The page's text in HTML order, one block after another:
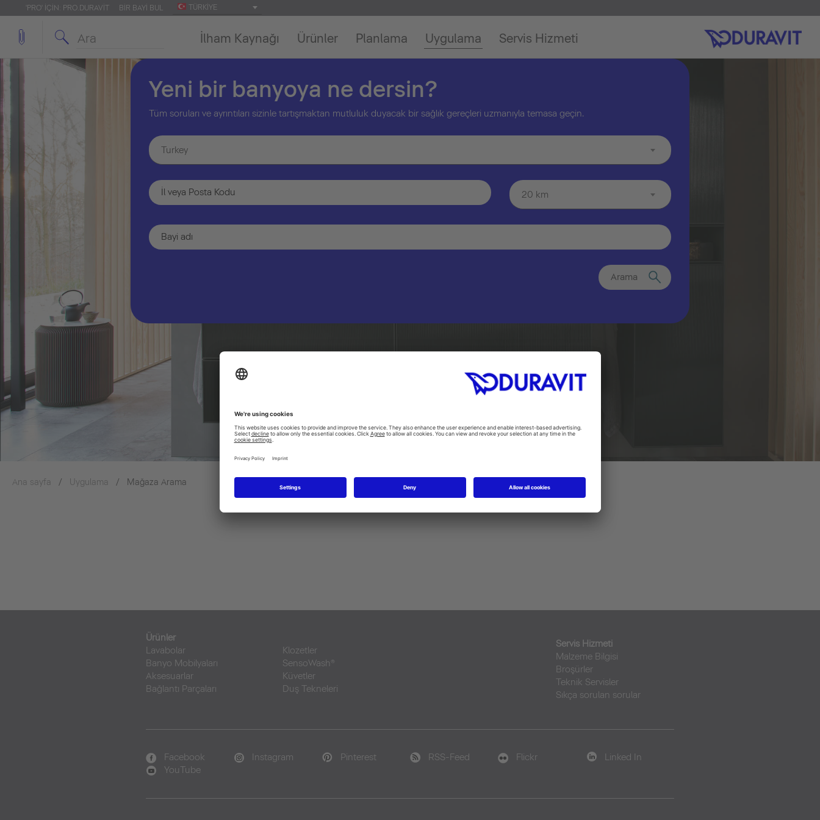
'PRO' IÇIN: PRO.DURAVIT BIR BAYI BUL TÜRKIYE
İlham Kaynağı Ürünler Planlama Uygulama Servis Hizmeti
Yeni bir banyoya ne dersin?
Tüm soruları ve ayrıntıları sizinle tartışmaktan mutluluk duyacak bir sağlık gereçleri uzmanıyla temasa geçin.
Turkey
20 km
Arama
Ana sayfa Uygulama Mağaza Arama
Ürünler
Lavabolar
Banyo Mobilyaları
Aksesuarlar
Bağlantı Parçaları
Klozetler
SensoWash®
Küvetler
Duş Tekneleri
Servis Hizmeti
Malzeme Bilgisi
Broşürler
Teknik Servisler
Sıkça sorulan sorular
Facebook Instagram Pinterest RSS-Feed Flickr
Linked In
YouTube